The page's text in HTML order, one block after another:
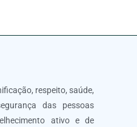
respeito, saúde,
das pessoas
ativo e de